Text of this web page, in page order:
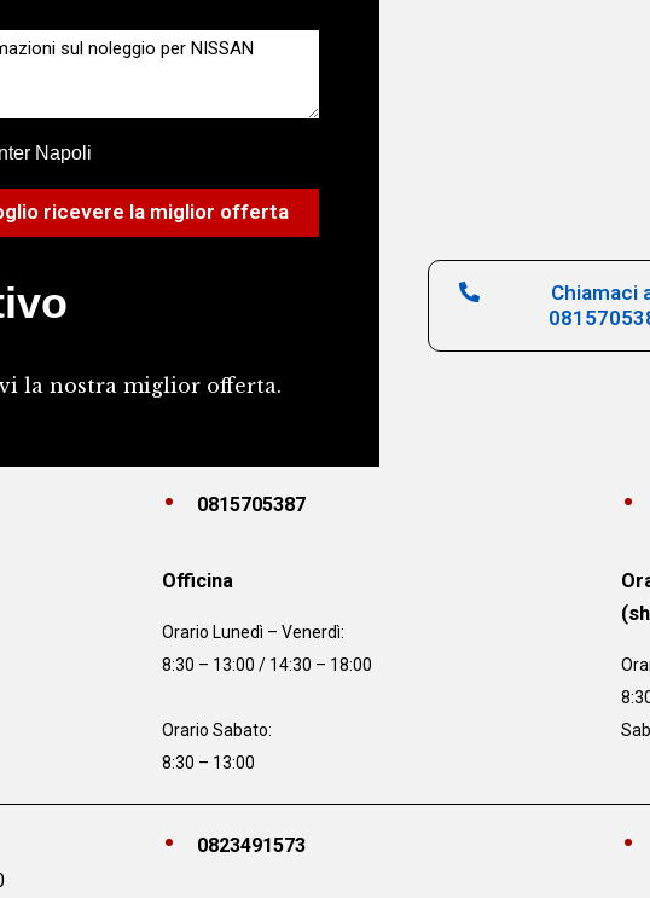
Napoli
ricevere la miglior offerta
la nostra miglior offerta.
Chiamaci
0815705387
Officina
Orario Lunedì – Venerdì:
8:30 – 13:00 / 14:30 – 18:00
Orario Sabato:
8:30 – 13:00
0823491573